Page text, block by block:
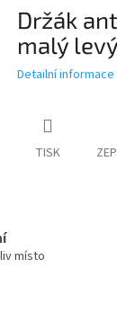
Držák
malý levý
Detailní informace
TISK
místo